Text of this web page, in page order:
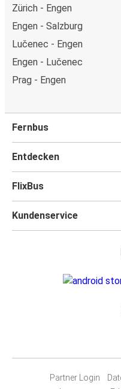
Zürich - Engen
Engen - Salzburg
Lučenec - Engen
Engen - Lučenec
Prag - Engen
Fernbus
Entdecken
FlixBus
Kundenservice
Partner Login